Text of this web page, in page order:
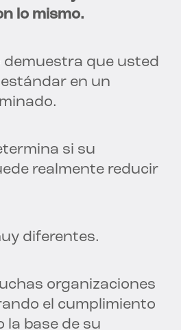
lo mismo.
demuestra que usted
en un
si su
realmente reducir
diferentes.
organizaciones
el cumplimiento
la base de su